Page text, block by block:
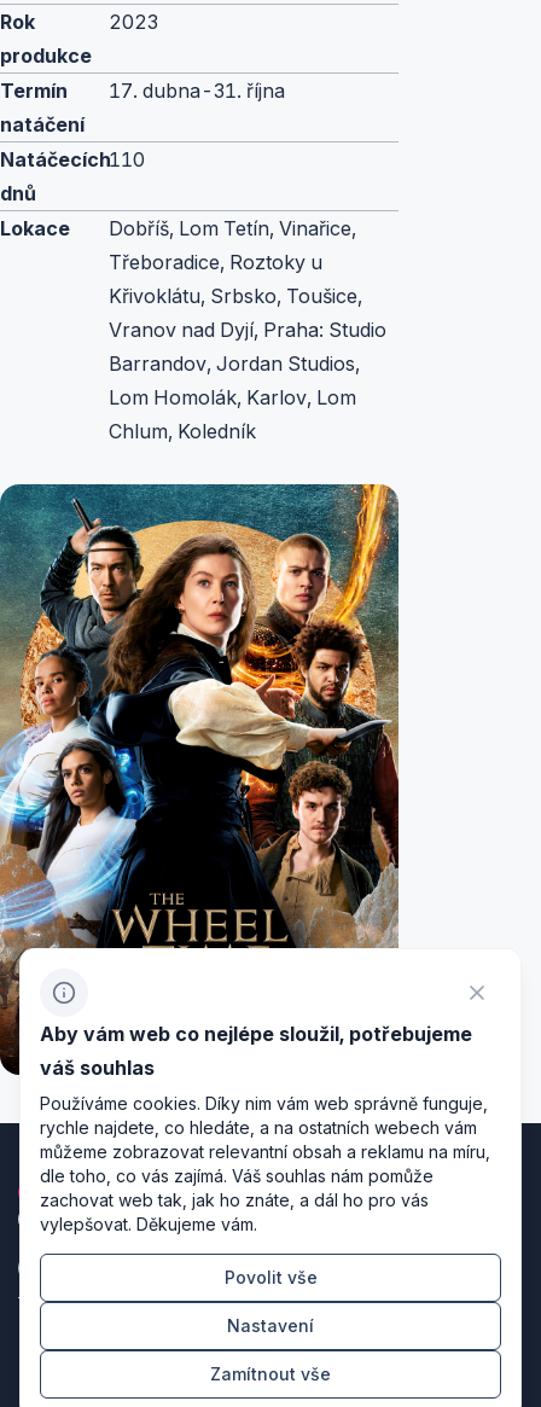
Rok
produkce
2023
Termín
natáčení
17. dubna-31. října
Natáčecích
dnů
110
Lokace
Dobříš, Lom Tetín, Vinařice,
Třeboradice, Roztoky u
Křivoklátu, Srbsko, Toušice,
Vranov nad Dyjí, Praha: Studio
Barrandov, Jordan Studios,
Lom Homolák, Karlov, Lom
Chlum, Koledník
Zásady zpracování osobních údajů
Nastavení cookies
Režiséři designu & producenti kódu
Aby vám web co nejlépe sloužil, potřebujeme
váš souhlas
Používáme cookies. Díky nim vám web správně funguje,
rychle najdete, co hledáte, a na ostatních webech vám
můžeme zobrazovat relevantní obsah a reklamu na míru,
dle toho, co vás zajímá. Váš souhlas nám pomůže
zachovat web tak, jak ho znáte, a dál ho pro vás
vylepšovat. Děkujeme vám.
Povolit vše
Nastavení
Zamítnout vše